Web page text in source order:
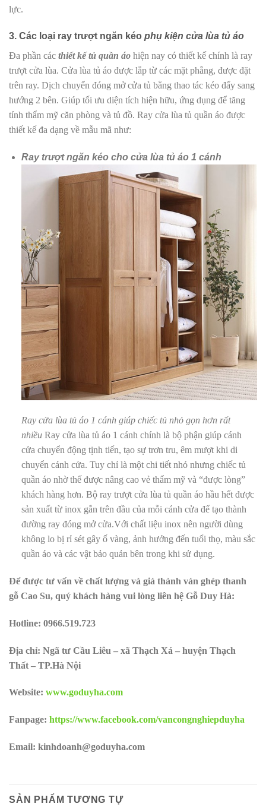
lực.
3. Các loại ray trượt ngăn kéo phụ kiện cửa lùa tủ áo
Đa phần các thiết kế tủ quần áo hiện nay có thiết kế chính là ray
trượt cửa lùa. Cửa lùa tủ áo được lắp từ các mặt phẳng, được đặt
trên ray. Dịch chuyển đóng mở cửa tủ bằng thao tác kéo đẩy sang
hướng 2 bên. Giúp tối ưu diện tích hiện hữu, ứng dụng để tăng
tính thẩm mỹ căn phòng và tủ đồ. Ray cửa lùa tủ quần áo được
thiết kế đa dạng về mẫu mã như:
Ray trượt ngăn kéo cho cửa lùa tủ áo 1 cánh
Ray cửa lùa tủ áo 1 cánh giúp chiếc tủ nhỏ gọn hơn rất
nhiềuRay cửa lùa tủ áo 1 cánh chính là bộ phận giúp cánh
cửa chuyển động tịnh tiến, tạo sự trơn tru, êm mượt khi di
chuyển cánh cửa. Tuy chỉ là một chi tiết nhỏ nhưng chiếc tủ
quần áo nhờ thế được nâng cao vẻ thẩm mỹ và “được lòng”
khách hàng hơn. Bộ ray trượt cửa lùa tủ quần áo hầu hết được
sản xuất từ inox gắn trên đầu của mỗi cánh cửa để tạo thành
đường ray đóng mở cửa.Với chất liệu inox nên người dùng
không lo bị rỉ sét gây ố vàng, ảnh hưởng đến tuổi thọ, màu sắc
quần áo và các vật bảo quản bên trong khi sử dụng.
Để được tư vấn về chất lượng và giá thành ván ghép thanh
gỗ Cao Su, quý khách hàng vui lòng liên hệ Gỗ Duy Hà:
Hotline: 0966.519.723
Địa chỉ: Ngã tư Cầu Liêu – xã Thạch Xá – huyện Thạch
Thất – TP.Hà Nội
Website: www.goduyha.com
Fanpage: https://www.facebook.com/vancongnghiepduyha
Email: kinhdoanh@goduyha.com
SẢN PHẨM TƯƠNG TỰ